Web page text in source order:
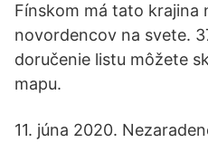
Fínskom má tato krajina
novordencov na svete.
doručenie listu môžete
mapu.
11. júna 2020.